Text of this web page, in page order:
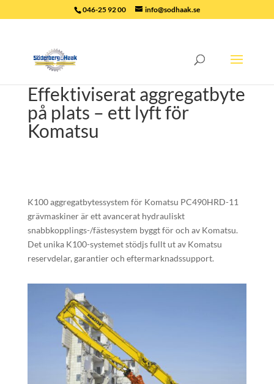
046-25 92 00 info@sodhaak.se
Effektiviserat aggregatbyte
på plats – ett lyft för
Komatsu
K100 aggregatbytessystem för Komatsu PC490HRD-11
grävmaskiner är ett avancerat hydrauliskt
snabbkopplings-/fästesystem byggt för och av Komatsu.
Det unika K100-systemet stödjs fullt ut av Komatsu
reservdelar, garantier och eftermarknadssupport.